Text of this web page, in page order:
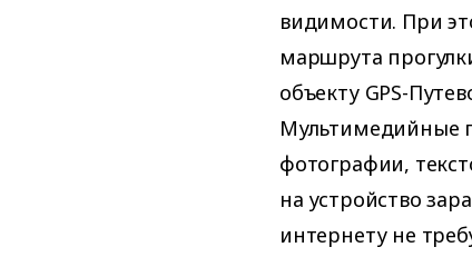
видимости. При
маршрута
объекту GPS-
Мультимедийные
фотографии,
на устройство
интернету не